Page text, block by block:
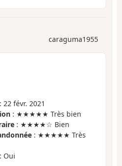
caraguma1955
: 22 févr. 2021
: ★★★★★ Très bien
: ★★★★☆ Bien
: ★★★★★ Très
: Oui